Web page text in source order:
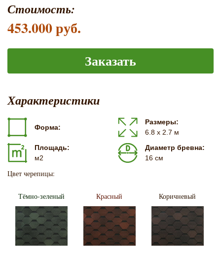
Стоимость:
453.000 руб.
Заказать
Характеристики
Форма:
Размеры:
6.8 х 2.7 м
Площадь:
м2
Диаметр бревна:
16 см
Цвет черепицы:
Тёмно-зеленый Красный Коричневый